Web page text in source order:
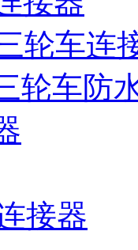
轮车连
轮车防
接器